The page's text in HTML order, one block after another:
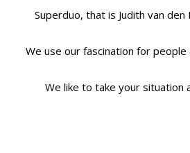
Superduo, that is Judith van
We use our fascination for
We like to take your situation